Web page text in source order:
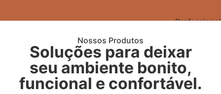
Professional
Nossos Produtos
Soluções para deixar
seu ambiente bonito,
funcional e confortável.